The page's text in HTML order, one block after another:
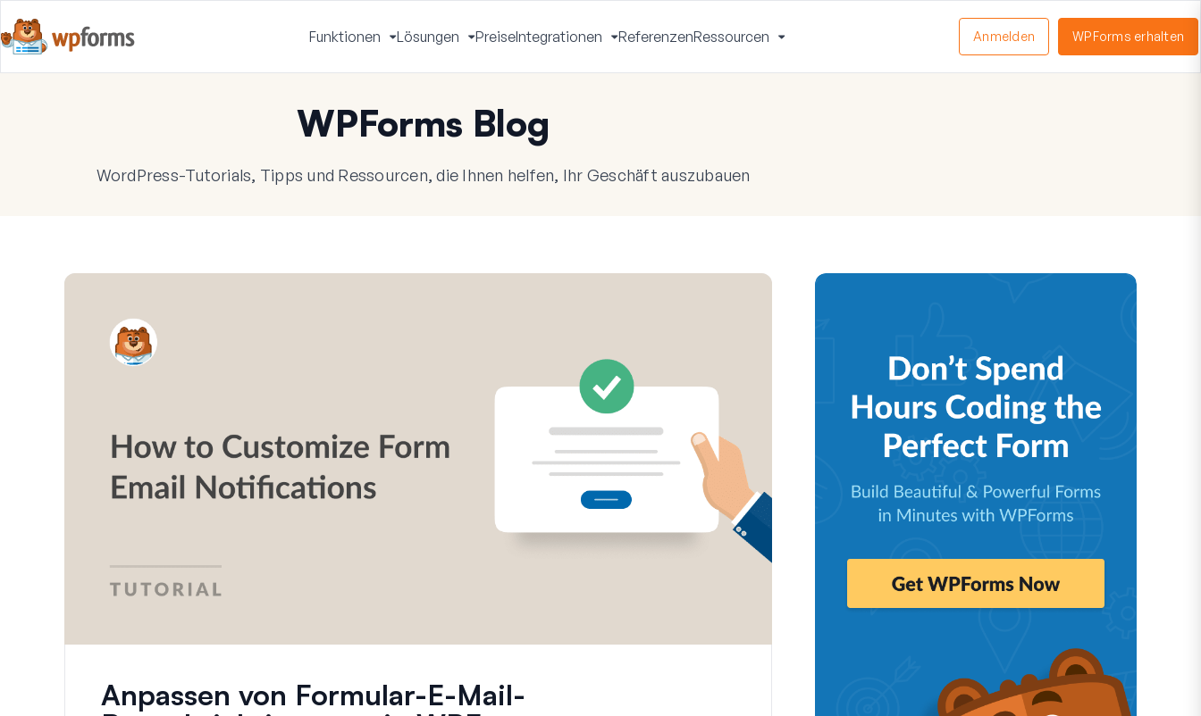
Funktionen
Menü
umschalten
Lösungen
Menü
umschalten
PreiseIntegrationen
Menü
umschalten
ReferenzenRessourcen
umschalten
Anmelden WPForms erhalten
WPForms Blog
WordPress-Tutorials, Tipps und Ressourcen, die Ihnen helfen, Ihr Geschäft auszubauen
Anpassen von Formular-E-Mail-